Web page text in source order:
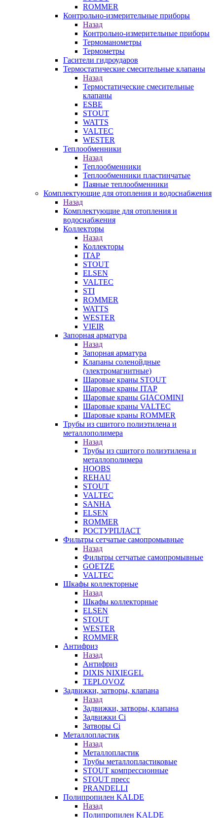
ROMMER
Контрольно-измерительные приборы
Назад
Контрольно-измерительные приборы
Термоманометры
Термометры
Гасители гидроударов
Термостатические смесительные клапаны
Назад
Термостатические смесительные
клапаны
ESBE
STOUT
WATTS
VALTEC
WESTER
Теплообменники
Назад
Теплообменники
Теплообменники пластинчатые
Паяные теплообменники
Комплектующие для отопления и водоснабжения
Назад
Комплектующие для отопления и
водоснабжения
Коллекторы
Назад
Коллекторы
ITAP
STOUT
ELSEN
VALTEC
STI
ROMMER
WATTS
WESTER
VIEIR
Запорная арматура
Назад
Запорная арматура
Клапаны соленойдные
(электромагнитные)
Шаровые краны STOUT
Шаровые краны ITAP
Шаровые краны GIACOMINI
Шаровые краны VALTEC
Шаровые краны ROMMER
Трубы из сшитого полиэтилена и
металлополимера
Назад
Трубы из сшитого полиэтилена и
металлополимера
HOOBS
REHAU
STOUT
VALTEC
SANHA
ELSEN
ROMMER
РОСТУРПЛАСТ
Фильтры сетчатые самопромывные
Назад
Фильтры сетчатые самопромывные
GOETZE
VALTEC
Шкафы коллекторные
Назад
Шкафы коллекторные
ELSEN
STOUT
WESTER
ROMMER
Антифриз
Назад
Антифриз
DIXIS NIXIEGEL
TEPLOVOZ
Задвижки, затворы, клапана
Назад
Задвижки, затворы, клапана
Задвижки Ci
Затворы Ci
Металлопластик
Назад
Металлопластик
Трубы металлопластиковые
STOUT компрессионные
STOUT пресс
PRANDELLI
Полипропилен KALDE
Назад
Полипропилен KALDE